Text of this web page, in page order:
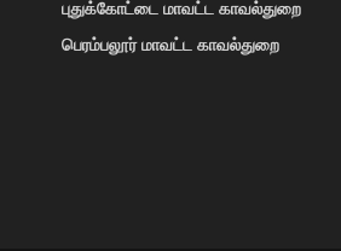
புதுக்கோட்டை மாவட்ட காவல்துறை
பெரம்பலூர் மாவட்ட காவல்துறை